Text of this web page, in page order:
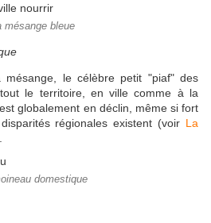
mésange bleue
le célèbre petit "piaf" des
le territoire, en ville comme à la
globalement en déclin, même si fort
régionales existent (voir La
domestique